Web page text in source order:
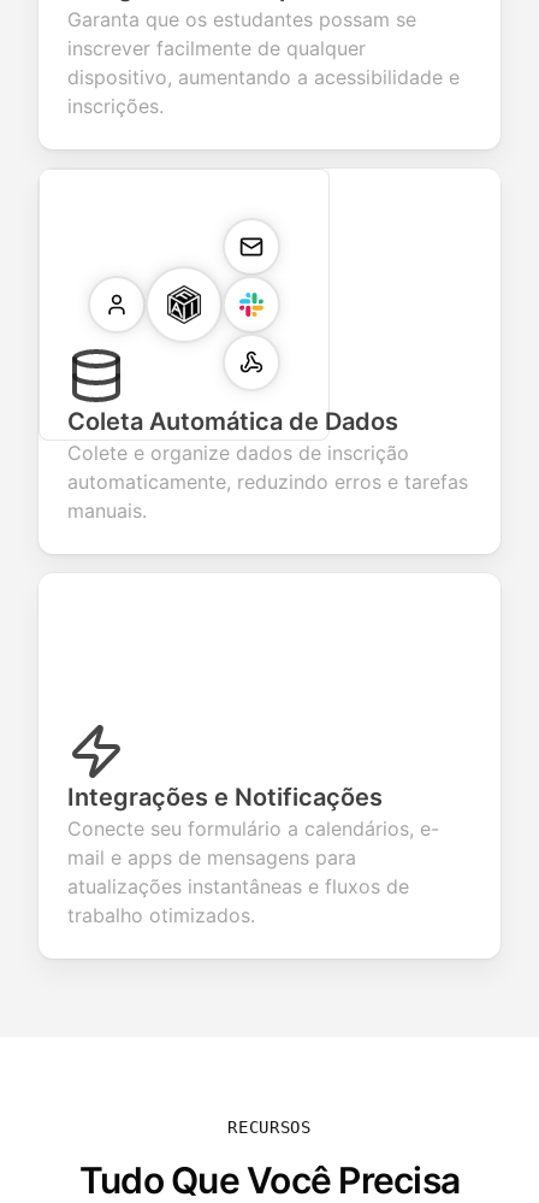
Garanta que os estudantes possam se
inscrever facilmente de qualquer
dispositivo, aumentando a acessibilidade e
inscrições.
Coleta Automática de Dados
Colete e organize dados de inscrição
automaticamente, reduzindo erros e tarefas
manuais.
Integrações e Notificações
Conecte seu formulário a calendários, e-
mail e apps de mensagens para
atualizações instantâneas e fluxos de
trabalho otimizados.
RECURSOS
Tudo Que Você Precisa